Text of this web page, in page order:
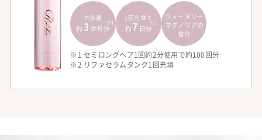
内容量
約 3 か月分
※1
1回充填で
約 7 日分
※2
ウォータリー
マグノリアの
香り
※1 セミロングヘア1回約2分使用で約100回分
※2 リファセラムタンク1回充填